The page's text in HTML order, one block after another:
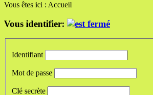
Vous êtes ici : Accueil
Vous identifier:
Identifiant
Mot de passe
Clé secrète